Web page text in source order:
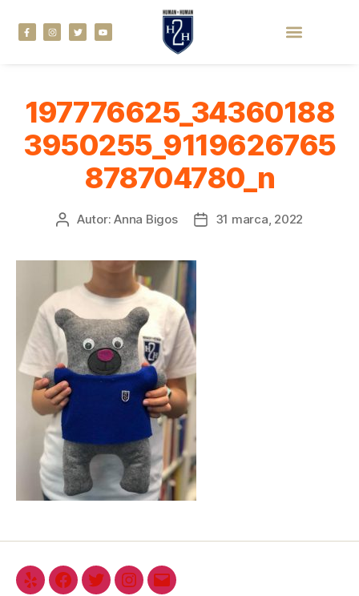
197776625_34360188
3950255_9119626765
878704780_n
Autor:Anna Bigos 31 marca, 2022